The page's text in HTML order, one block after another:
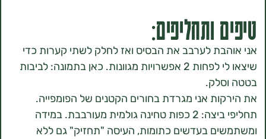
ותחליפים:
לערבב את הבסיס ואז לחלק לשתי קערות כדי
שיצאו לי לפחות 2 אפשרויות מגוונות. כאן בתמונה: לביבות
אני מגרדת בחורים הקטנים של הפומפייה.
תחליפי ביצה: 2 כפות טחינה גולמית מעורבבת. במידה
בעדשים כתומות, העיסה "תחזיק" גם ללא